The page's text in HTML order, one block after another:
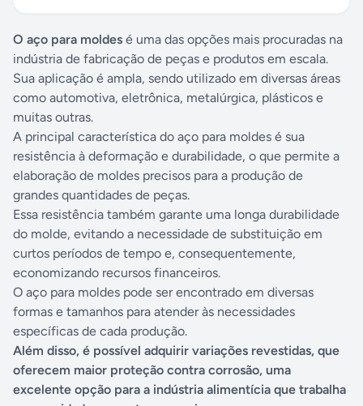
O aço para moldes é uma das opções mais procuradas na
indústria de fabricação de peças e produtos em escala.
Sua aplicação é ampla, sendo utilizado em diversas áreas
como automotiva, eletrônica, metalúrgica, plásticos e
muitas outras.
A principal característica do aço para moldes é sua
resistência à deformação e durabilidade, o que permite a
elaboração de moldes precisos para a produção de
grandes quantidades de peças.
Essa resistência também garante uma longa durabilidade
do molde, evitando a necessidade de substituição em
curtos períodos de tempo e, consequentemente,
economizando recursos financeiros.
O aço para moldes pode ser encontrado em diversas
formas e tamanhos para atender às necessidades
específicas de cada produção.
Além disso, é possível adquirir variações revestidas, que
oferecem maior proteção contra corrosão, uma
excelente opção para a indústria alimentícia que trabalha